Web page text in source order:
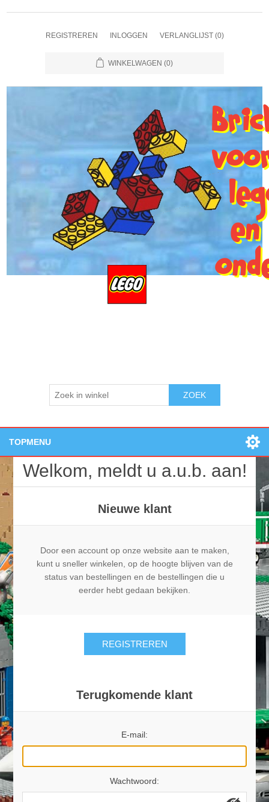
REGISTREREN INLOGGEN VERLANGLIJST (0)
WINKELWAGEN (0)
ZOEK
TOPMENU
Openingstijden:
Losse onderdelen
Nieuwe producten
Contact
Welkom, meldt u a.u.b. aan!
Nieuwe klant
Door een account op onze website aan te maken,
kunt u sneller winkelen, op de hoogte blijven van de
status van bestellingen en de bestellingen die u
eerder hebt gedaan bekijken.
REGISTREREN
Terugkomende klant
E-mail:
Wachtwoord: